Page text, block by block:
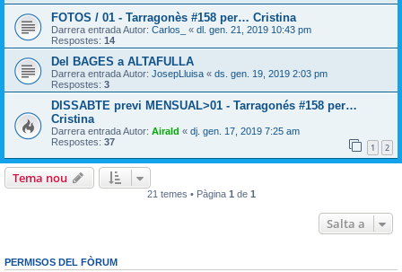
FOTOS / 01 - Tarragonès #158 per… Cristina
Darrera entrada Autor: Carlos_ « dl. gen. 21, 2019 10:43 pm
Respostes: 14
Del BAGES a ALTAFULLA
Darrera entrada Autor: JosepLluisa « ds. gen. 19, 2019 2:03 pm
Respostes: 3
DISSABTE previ MENSUAL>01 - Tarragonés #158 per…
Cristina
Darrera entrada Autor: Airald « dj. gen. 17, 2019 7:25 am
Respostes: 37 1 2
Tema nou
21 temes • Pàgina 1 de 1
Salta a
PERMISOS DEL FÒRUM